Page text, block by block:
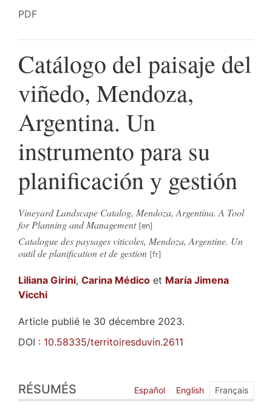
PDF
Catálogo del paisaje del
viñedo, Mendoza,
Argentina. Un
instrumento para su
planificación y gestión
Vineyard Landscape Catalog, Mendoza, Argentina. A Tool
for Planning and Management
Catalogue des paysages viticoles, Mendoza, Argentine. Un
outil de planification et de gestion
Liliana Girini, Carina Médico et María Jimena
Vicchi
Article publié le 30 décembre 2023.
DOI : 10.58335/territoiresduvin.2611
Index
Plan
RÉSUMÉS Español English Français